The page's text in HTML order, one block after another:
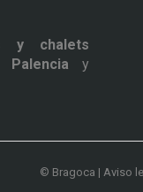
y chalets
y
© Bragoca | Aviso